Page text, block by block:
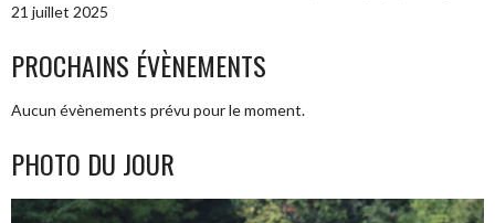
21 juillet 2025
PROCHAINS ÉVÈNEMENTS
Aucun évènements prévu pour le moment.
PHOTO DU JOUR